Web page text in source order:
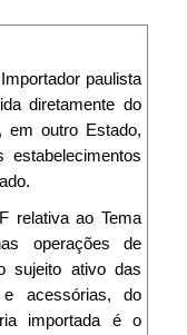
paulista
diretamente do
em outro Estado,
relativa ao Tema
operações de
sujeito ativo das
e acessórias, do
importada é o